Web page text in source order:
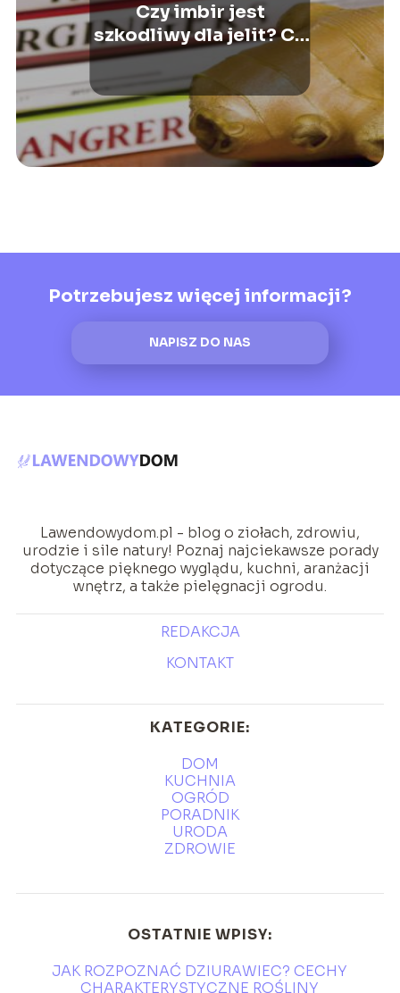
Czy imbir jest
szkodliwy dla jelit? Co
mówią badania?
Potrzebujesz więcej informacji?
NAPISZ DO NAS
Lawendowydom.pl - blog o ziołach, zdrowiu,
urodzie i sile natury! Poznaj najciekawsze porady
dotyczące pięknego wyglądu, kuchni, aranżacji
wnętrz, a także pielęgnacji ogrodu.
REDAKCJA
KONTAKT
KATEGORIE:
DOM
KUCHNIA
OGRÓD
PORADNIK
URODA
ZDROWIE
OSTATNIE WPISY:
JAK ROZPOZNAĆ DZIURAWIEC? CECHY
CHARAKTERYSTYCZNE ROŚLINY